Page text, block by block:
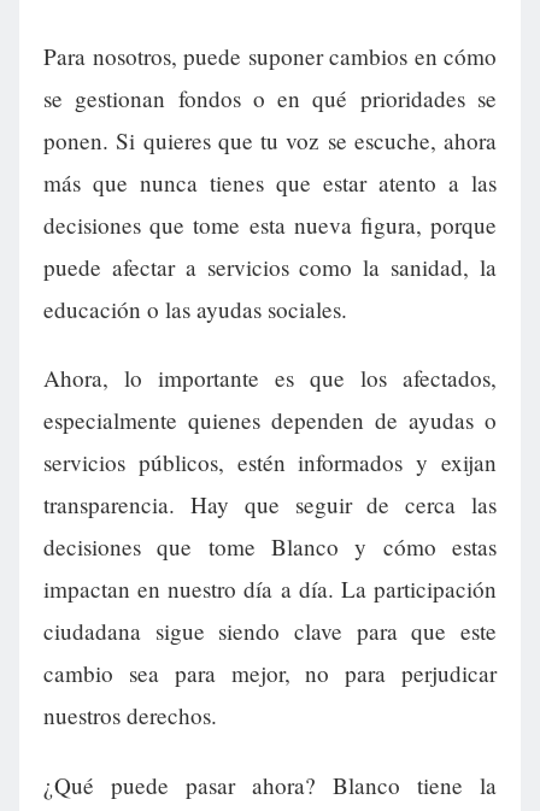
Para nosotros, puede suponer cambios en cómo
se gestionan fondos o en qué prioridades se
ponen. Si quieres que tu voz se escuche, ahora
más que nunca tienes que estar atento a las
decisiones que tome esta nueva figura, porque
puede afectar a servicios como la sanidad, la
educación o las ayudas sociales.
Ahora, lo importante es que los afectados,
especialmente quienes dependen de ayudas o
servicios públicos, estén informados y exijan
transparencia. Hay que seguir de cerca las
decisiones que tome Blanco y cómo estas
impactan en nuestro día a día. La participación
ciudadana sigue siendo clave para que este
cambio sea para mejor, no para perjudicar
nuestros derechos.
¿Qué puede pasar ahora? Blanco tiene la